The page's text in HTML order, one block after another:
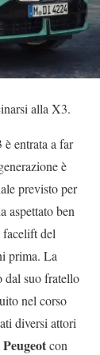
alla X3.
entrata a far
è
previsto per
aspettato ben
del
prima. La
dal suo fratello
nel corso
diversi attori
Peugeotcon